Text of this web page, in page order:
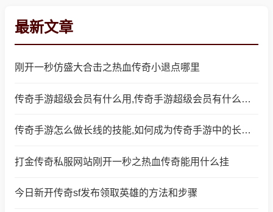
最新文章
刚开一秒仿盛大合击之热血传奇小退点哪里
传奇手游超级会员有什么用,传奇手游超级会员有什么用？
传奇手游怎么做长线的技能,如何成为传奇手游中的长线技能玩家
打金传奇私服网站刚开一秒之热血传奇能用什么挂
今日新开传奇sf发布领取英雄的方法和步骤